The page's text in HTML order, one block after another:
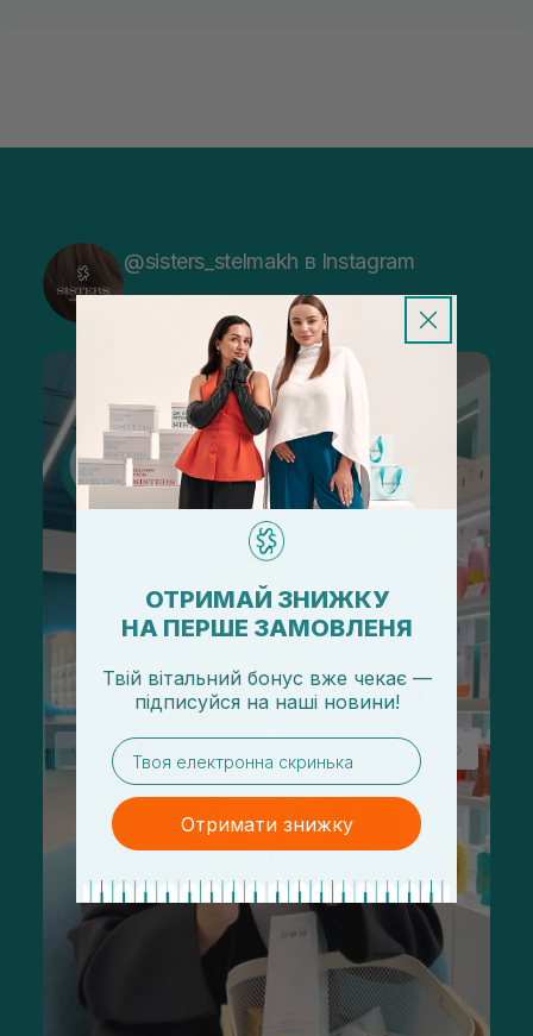
@sisters_stelmakh в Instagram
ОТРИМАЙ ЗНИЖКУ
НА ПЕРШЕ ЗАМОВЛЕНЯ
Твій вітальний бонус вже чекає —
підписуйся на наші новини!
email
Отримати знижку